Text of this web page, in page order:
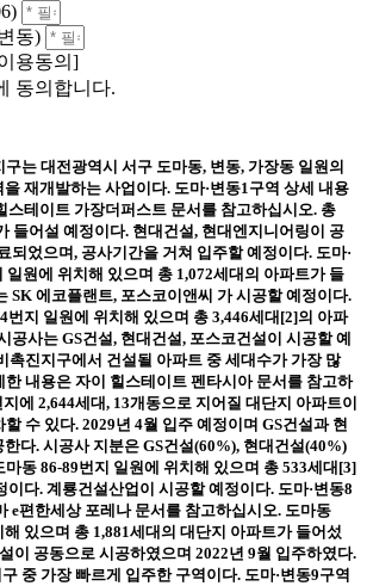
동)
용동의]
동의합니다.
구는 대전광역시 서구 도마동, 변동, 가장동 일원의
재개발하는 사업이다. 도마·변동1구역 상세 내용
스테이트 가장더퍼스트 문서를 참고하십시오. 총
들어설 예정이다. 현대건설, 현대엔지니어링이 공
되었으며, 공사기간을 거쳐 입주할 예정이다. 도마·
일원에 위치해 있으며 총 1,072세대의 아파트가 들
SK 에코플랜트, 포스코이앤씨 가 시공할 예정이다.
번지 일원에 위치해 있으며 총 3,446세대[2]의 아파
공사는 GS건설, 현대건설, 포스코건설이 시공할 예
촉진지구에서 건설될 아파트 중 세대수가 가장 많
한 내용은 자이 힐스테이트 펜타시아 문서를 참고하
에 2,644세대, 13개동으로 지어질 대단지 아파트이
수 있다. 2029년 4월 입주 예정이며 GS건설과 현
다. 시공사 지분은 GS건설(60%), 현대건설(40%)
마동 86-89번지 일원에 위치해 있으며 총 533세대[3]
이다. 계룡건설산업이 시공할 예정이다. 도마·변동8
e편한세상 포레나 문서를 참고하십시오. 도마동
있으며 총 1,881세대의 대단지 아파트가 들어섰
이 공동으로 시공하였으며 2022년 9월 입주하였다.
중 가장 빠르게 입주한 구역이다. 도마·변동9구역